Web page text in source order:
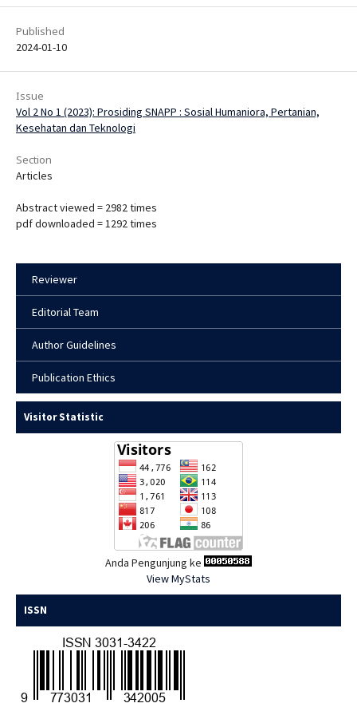
Published
2024-01-10
Issue
Vol 2 No 1 (2023): Prosiding SNAPP : Sosial Humaniora, Pertanian,
Kesehatan dan Teknologi
Section
Articles
Abstract viewed = 2982 times
pdf downloaded = 1292 times
Reviewer
Editorial Team
Author Guidelines
Publication Ethics
Visitor Statistic
Anda Pengunjung ke
View MyStats
ISSN